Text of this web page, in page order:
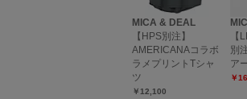
MICA & DEAL
【HPS別注】
AMERICANAコラボ
ラメプリントTシャ
ツ
￥12,100
【
別
ア
￥